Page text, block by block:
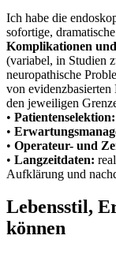
Ich habe die
sofortige,
Komplikationen
(variabel, in Studien
neuropathische
von
den jeweiligen
• Patientenselektion:
•
• Operateur- ⁢und
• Langzeitdaten:
Aufklärung und
Lebensstil,
können